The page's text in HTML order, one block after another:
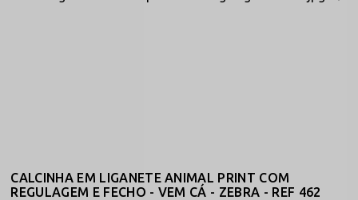
CALCINHA EM LIGANETE ANIMAL PRINT COM
REGULAGEM E FECHO - VEM CÁ - ZEBRA - REF 462